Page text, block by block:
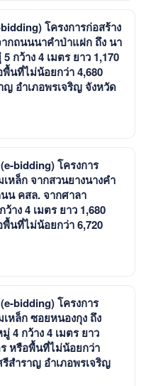
โครงการก่อสร้าง
กถนนนาคำป่าแฝก ถึง นา
กว้าง 4 เมตร ยาว 1,170
พื้นที่ไม่น้อยกว่า 4,680
ญ อำเภอพรเจริญ จังหวัด
bidding) โครงการ
หล็ก จากสวนยางนางคำ
น คสล. จากศาลา
าง 4 เมตร ยาว 1,680
พื้นที่ไม่น้อยกว่า 6,720
bidding) โครงการ
หล็ก ซอยหนองกุง ถึง
4 กว้าง 4 เมตร ยาว
ร หรือพื้นที่ไม่น้อยกว่า
สำราญ อำเภอพรเจริญ